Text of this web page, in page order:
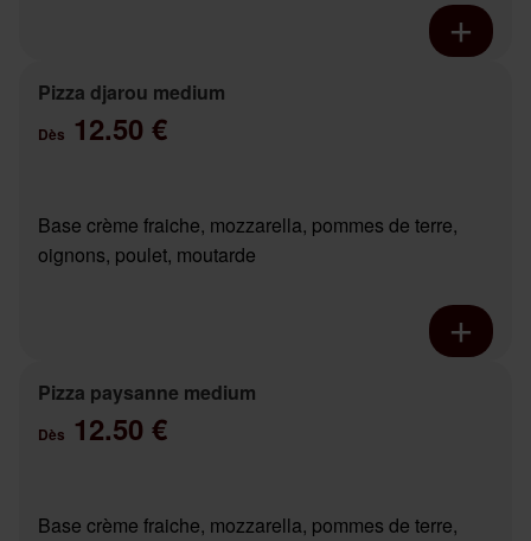
Pizza djarou medium
Dès 12.50 €
Base crème fraiche, mozzarella, pommes de terre,
oignons, poulet, moutarde
Pizza paysanne medium
Dès 12.50 €
Base crème fraiche, mozzarella, pommes de terre,